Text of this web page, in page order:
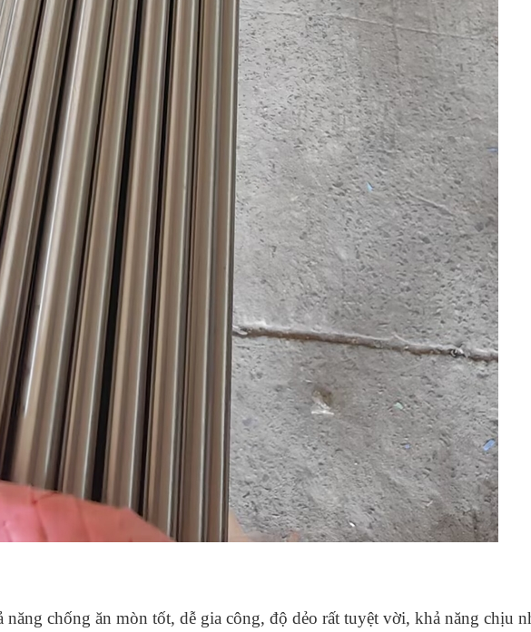
năng chống ăn mòn tốt, dễ gia công, độ dẻo rất tuyệt vời, khả năng chịu